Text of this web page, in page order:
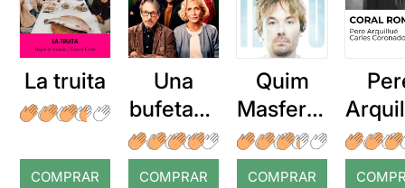
La truita
COMPRAR
Una
bufetada
a temps
COMPRAR
Quim
Masferre
r: Temps
COMPRAR
: